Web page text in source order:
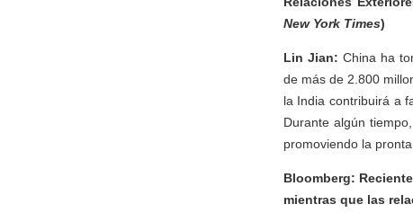
New York Times)
Lin Jian: China ha
de más de 2.800
la India contribuirá a
Durante algún
promoviendo la
Bloomberg:
mientras que las